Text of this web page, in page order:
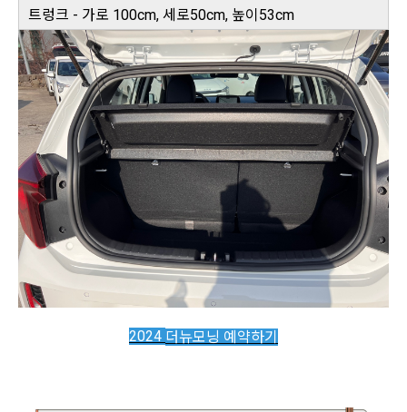
트렁크 - 가로 100cm, 세로50cm, 높이53cm
2024 더뉴모닝 예약하기